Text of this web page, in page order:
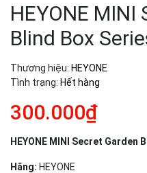
HEYONE MINI
Blind Box
Thương hiệu: HEYONE
Tình trạng: Hết hàng
300.000₫
HEYONE MINI Secret Garden
Hãng: HEYONE